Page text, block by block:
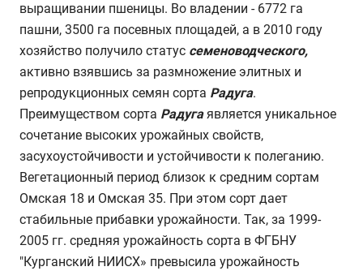
выращивании пшеницы. Во владении - 6772 га
пашни, 3500 га посевных площадей, а в 2010 году
хозяйство получило статус семеноводческого,
активно взявшись за размножение элитных и
репродукционных семян сорта Радуга.
Преимуществом сорта Радугаявляется уникальное
сочетание высоких урожайных свойств,
засухоустойчивости и устойчивости к полеганию.
Вегетационный период близок к средним сортам
Омская 18 и Омская 35. При этом сорт дает
стабильные прибавки урожайности. Так, за 1999-
2005 гг. средняя урожайность сорта в ФГБНУ
"Курганский НИИСХ» превысила урожайность